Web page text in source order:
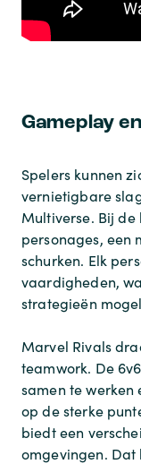
Gameplay
Spelers kunnen
vernietigbare
Multiverse. Bij de
personages, een
schurken. Elk
vaardigheden,
strategieën
Marvel Rivals
teamwork. De
samen te werken
op de sterke
biedt een
omgevingen. Dat